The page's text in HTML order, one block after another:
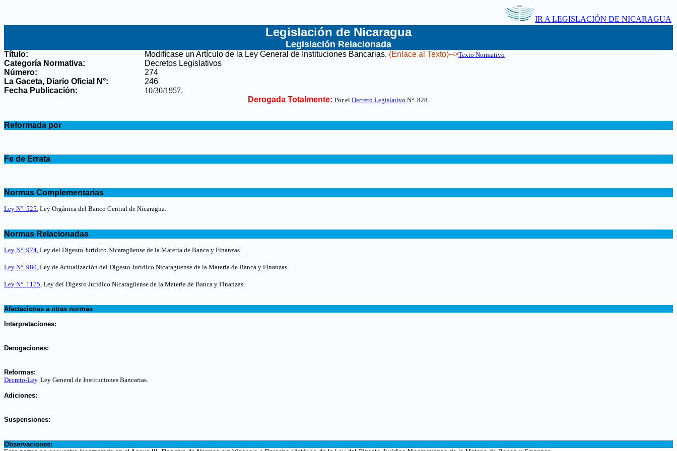
IR A LEGISLACIÓN DE NICARAGUA
Legislación de Nicaragua
Legislación Relacionada
Título: Modifícase un Artículo de la Ley General de Instituciones Bancarias. (Enlace al Texto)-->Texto Normativo
Categoría Normativa:
Decretos Legislativos
Número:
274
La Gaceta, Diario Oficial N°:
246
Fecha Publicación:
10/30/1957.
Derogada Totalmente: Por el Decreto Legislativo N°. 828.
Reformada por
Fe de Errata
Normas Complementarias
Ley N°. 525, Ley Orgánica del Banco Central de Nicaragua.
Normas Relacionadas
Ley N°. 974, Ley del Digesto Jurídico Nicaragüense de la Materia de Banca y Finanzas.
Ley N°. 980, Ley de Actualización del Digesto Jurídico Nicaragüense de la Materia de Banca y Finanzas.
Ley N°. 1175, Ley del Digesto Jurídico Nicaragüense de la Materia de Banca y Finanzas.
Afectaciones a otras normas
Interpretaciones:
Derogaciones:
Reformas:
Decreto-Ley, Ley General de Instituciones Bancarias.
Adiciones:
Suspensiones:
Observaciones: